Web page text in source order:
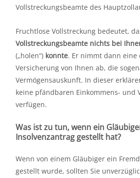
Vollstreckungsbeamte des
Fruchtlose Vollstreckung bedeutet,
Vollstreckungsbeamte nichts bei
(„holen“) konnte. Er nimmt dann eine
Versicherung von Ihnen ab, die
Vermögensauskunft. In dieser
keine pfändbaren Einkommens- und
verfügen.
Was ist zu tun, wenn ein
Insolvenzantrag gestellt hat?
Wenn von einem Gläubiger ein
gestellt wurde, sollten Sie